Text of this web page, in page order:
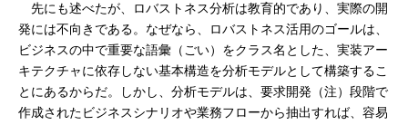
先にも述べたが、ロバストネス分析は教育的であり、実際の開
発には不向きである。なぜなら、ロバストネス活用のゴールは、
ビジネスの中で重要な語彙（ごい）をクラス名とした、実装アー
キテクチャに依存しない基本構造を分析モデルとして構築するこ
とにあるからだ。しかし、分析モデルは、要求開発（注）段階で
作成されたビジネスシナリオや業務フローから抽出すれば、容易